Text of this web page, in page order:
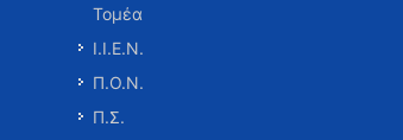
Τομέα
Ι.Ι.Ε.Ν.
Π.Ο.Ν.
Π.Σ.